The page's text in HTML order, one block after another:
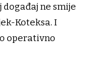
ne smije
Koteksa. I
operativno